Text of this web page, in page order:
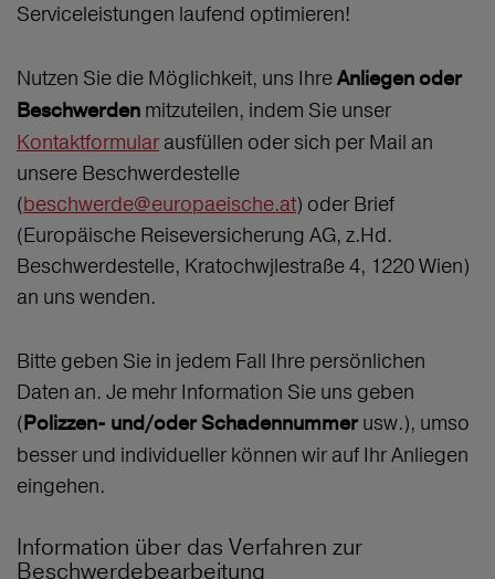
Serviceleistungen laufend optimieren!
Nutzen Sie die Möglichkeit, uns IhreAnliegen oder
Beschwerden mitzuteilen, indem Sie unser
Kontaktformular ausfüllen oder sich per Mail an
unsere Beschwerdestelle
(beschwerde@europaeische.at) oder Brief
(Europäische Reiseversicherung AG, z.Hd.
Beschwerdestelle, Kratochwjlestraße 4, 1220 Wien)
an uns wenden.
Bitte geben Sie in jedem Fall Ihre persönlichen
Daten an. Je mehr Information Sie uns geben
(Polizzen- und/oder Schadennummer usw.), umso
besser und individueller können wir auf Ihr Anliegen
eingehen.
Information über das Verfahren zur
Beschwerdebearbeitung